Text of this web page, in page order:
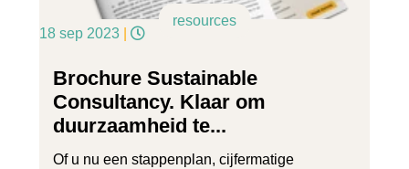
resources
18 sep 2023
Brochure Sustainable
Consultancy. Klaar om
duurzaamheid te...
Of u nu een stappenplan, cijfermatige